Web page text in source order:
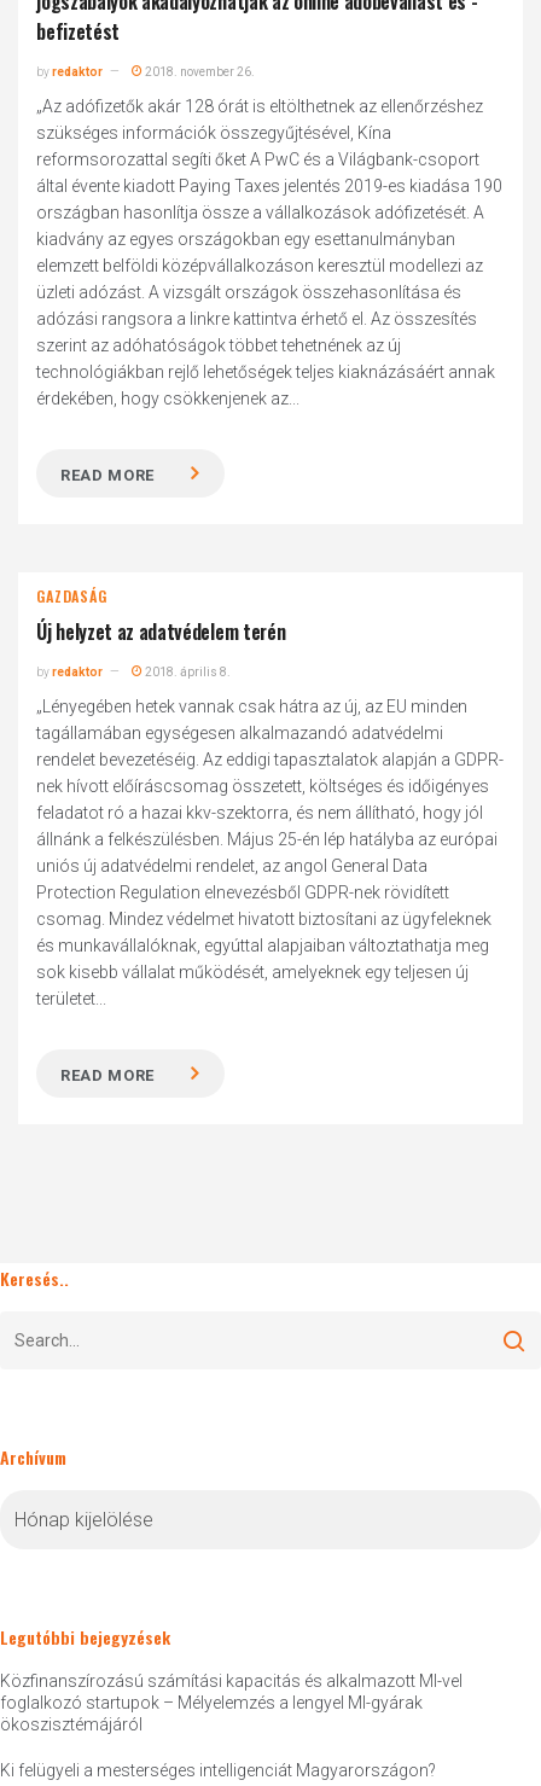
befizetést
byredaktor 2018. november 26.
„Az adófizetők akár 128 órát is eltölthetnek az ellenőrzéshez
szükséges információk összegyűjtésével, Kína
reformsorozattal segíti őket A PwC és a Világbank-csoport
által évente kiadott Paying Taxes jelentés 2019-es kiadása 190
országban hasonlítja össze a vállalkozások adófizetését. A
kiadvány az egyes országokban egy esettanulmányban
elemzett belföldi középvállalkozáson keresztül modellezi az
üzleti adózást. A vizsgált országok összehasonlítása és
adózási rangsora a linkre kattintva érhető el. Az összesítés
szerint az adóhatóságok többet tehetnének az új
technológiákban rejlő lehetőségek teljes kiaknázásáért annak
érdekében, hogy csökkenjenek az...
READ MORE
GAZDASÁG
Új helyzet az adatvédelem terén
byredaktor 2018. április 8.
„Lényegében hetek vannak csak hátra az új, az EU minden
tagállamában egységesen alkalmazandó adatvédelmi
rendelet bevezetéséig. Az eddigi tapasztalatok alapján a GDPR-
nek hívott előíráscsomag összetett, költséges és időigényes
feladatot ró a hazai kkv-szektorra, és nem állítható, hogy jól
állnánk a felkészülésben. Május 25-én lép hatályba az európai
uniós új adatvédelmi rendelet, az angol General Data
Protection ­Regulation elnevezésből GDPR-nek rövidített
csomag. Mindez védelmet hivatott biztosítani az ügyfeleknek
és munkavállalóknak, egyúttal alapjaiban változtathatja meg
sok kisebb vállalat működését, amelyeknek egy teljesen új
területet...
READ MORE
Keresés..
Archívum
Legutóbbi bejegyzések
Közfinanszírozású számítási kapacitás és alkalmazott MI-vel
foglalkozó startupok – Mélyelemzés a lengyel MI-gyárak
ökoszisztémájáról
Ki felügyeli a mesterséges intelligenciát Magyarországon?